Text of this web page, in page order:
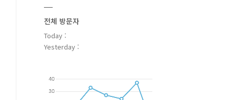
전체 방문자
Today :
Yesterday :